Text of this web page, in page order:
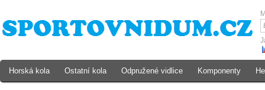
Horská kola Ostatní kola Odpružené vidlice Komponenty